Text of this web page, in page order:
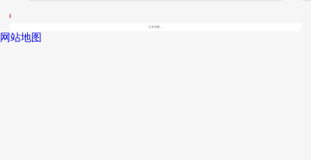
正在加载...
网站地图